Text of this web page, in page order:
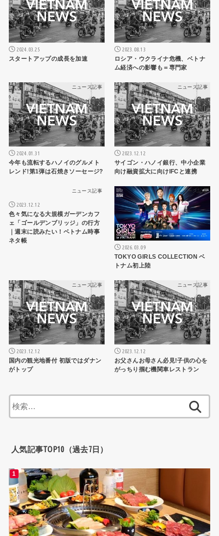
2024.03.25
スタートアップの成長を加速
2023.08.13
ロシア・ウクライナ危機、ベトナ
ム経済への影響も＝専門家
ニュース記事
2024.01.31
今年も流転するハノイのグルメト
レンド!第1弾は石焼きソーセージ?
ニュース記事
2023.12.12
サイゴン・ハノイ銀行、中小企業
向け融資拡大に向けIFCと連携
ニュース記事
2023.12.12
色々気になる大規模ガーデンカフ
ェ「ゴールデンブリッジ」の行方
｜週末に読みたい！ベトナム時事
ネタ帳
ニュース記事
2026.03.09
TOKYO GIRLS COLLECTION ベ
トナム初上陸
ニュース記事
2023.12.12
国内の観光地番付 初版ではダナン
がトップ
ニュース記事
2023.12.12
お父さんお母さん必見!子供の心を
がっちり掴む機関車レストラン
索:
人気記事TOP10（過去7日）